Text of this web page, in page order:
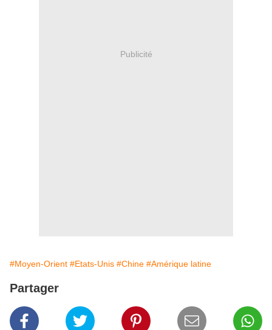
Publicité
#Moyen-Orient #Etats-Unis #Chine #Amérique latine
Partager